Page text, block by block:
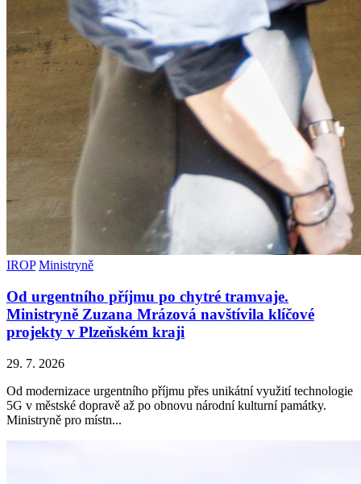
IROP Ministryně
Od urgentního příjmu po chytré tramvaje.
Ministryně Zuzana Mrázová navštívila klíčové
projekty v Plzeňském kraji
29. 7. 2026
Od modernizace urgentního příjmu přes unikátní využití technologie
5G v městské dopravě až po obnovu národní kulturní památky.
Ministryně pro místn...